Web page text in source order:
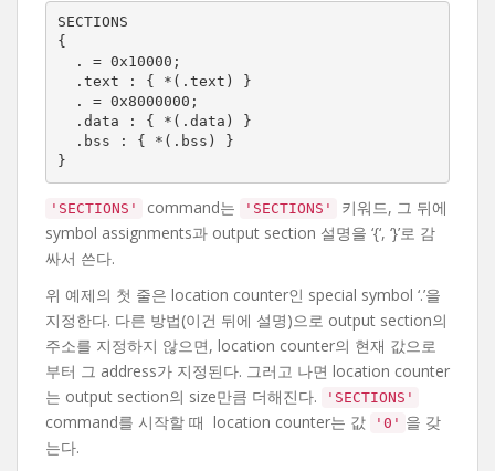
SECTIONS
{
}
'SECTIONS' command는 'SECTIONS'
키워드, 그 뒤에
symbol assignments과 output section 설명을 ‘{‘, ‘}’로 감
싸서 쓴다.
위 예제의 첫 줄은 location counter인 special symbol ‘.’을
지정한다. 다른 방법(이건 뒤에 설명)으로 output section의
주소를 지정하지 않으면, location counter의 현재 값으로
부터 그 address가 지정된다. 그러고 나면 location counter
는 output section의 size만큼 더해진다.
'SECTIONS'
command를 시작할 때 location counter는 값 '0' 을 갖
는다.